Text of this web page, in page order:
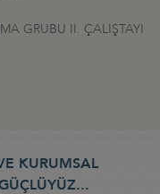
GRUBU II. ÇALIŞTAYI
KURUMSAL